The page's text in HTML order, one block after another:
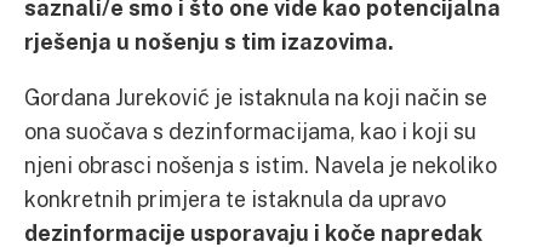
saznali/e smo i što one vide kao potencijalna
rješenja u nošenju s tim izazovima.
Gordana Jureković je istaknula na koji način se
ona suočava s dezinformacijama, kao i koji su
njeni obrasci nošenja s istim. Navela je nekoliko
konkretnih primjera te istaknula da upravo
dezinformacije usporavaju i koče napredak